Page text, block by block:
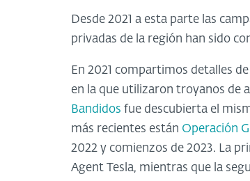
Desde 2021 a esta parte las
privadas de la región han sido
En 2021 compartimos detalles
en la que utilizaron troyanos de
Bandidos fue descubierta el
más recientes están Operación
2022 y comienzos de 2023. La
Agent Tesla, mientras que la